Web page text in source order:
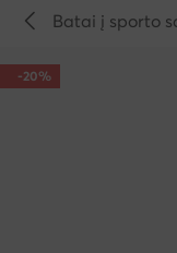
Batai į sporto
-20%